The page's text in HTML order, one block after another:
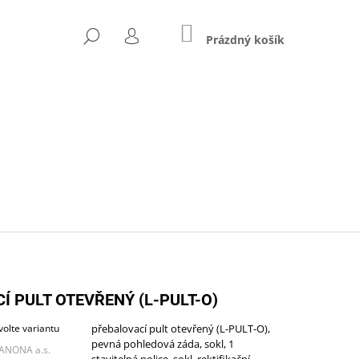
HLEDAT
PŘIHLÁŠENÍ
NÁKUPNÍ
KOŠÍK
Prázdný košík
PULT OTEVŘENÝ (L-PULT-O)
variantu
a.s.
přebalovací pult otevřený (L-PULT-O),
pevná pohledová záda, sokl, 1
Následující
(A-STJ-02)